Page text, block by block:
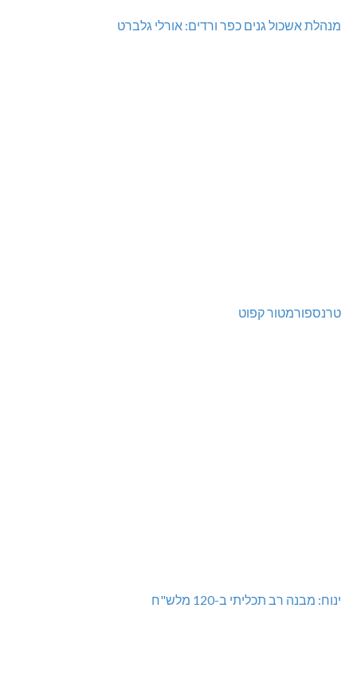
מנהלת אשכול גנים כפר ורדים: אורלי גלברט
טרנספורמטור קפוט
ינוח: מבנה רב תכליתי ב-120 מלש"ח